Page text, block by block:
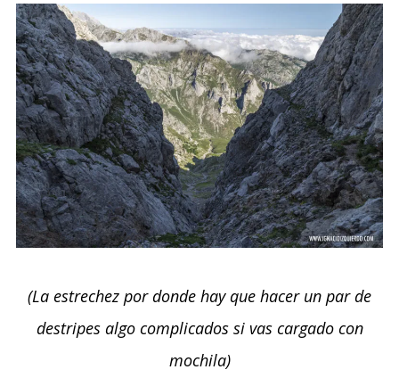
(La estrechez por donde hay que hacer un par de
destripes algo complicados si vas cargado con
mochila)